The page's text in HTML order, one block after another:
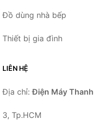
Đồ dùng nhà bếp
Thiết bị gia đình
LIÊN HỆ
Địa chỉ:Điện Máy Thanh
3, Tp.HCM